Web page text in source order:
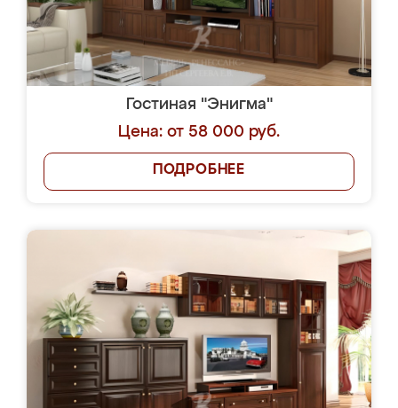
Гостиная "Энигма"
Цена: от 58 000 руб.
ПОДРОБНЕЕ